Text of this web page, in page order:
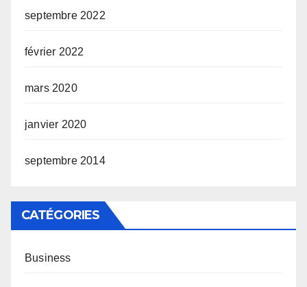
septembre 2022
février 2022
mars 2020
janvier 2020
septembre 2014
CATÉGORIES
Business